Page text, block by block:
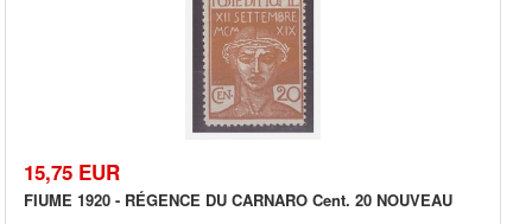
15,75 EUR
FIUME 1920 - RÉGENCE DU CARNARO Cent. 20 NOUVEAU